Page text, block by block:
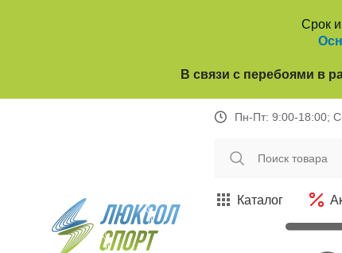
Срок
В связи с перебоями в
Пн-Пт: 9:00-18:00;
Каталог